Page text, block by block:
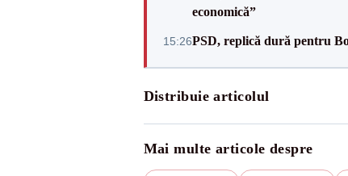
economică”
15:26PSD, replică dură pentru
Distribuie articolul
Mai multe articole despre